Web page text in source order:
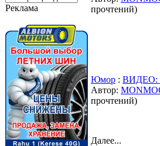
Реклама
прочтений)
Юмор : ВИДЕО:
Автор:
прочтений)
Далее...